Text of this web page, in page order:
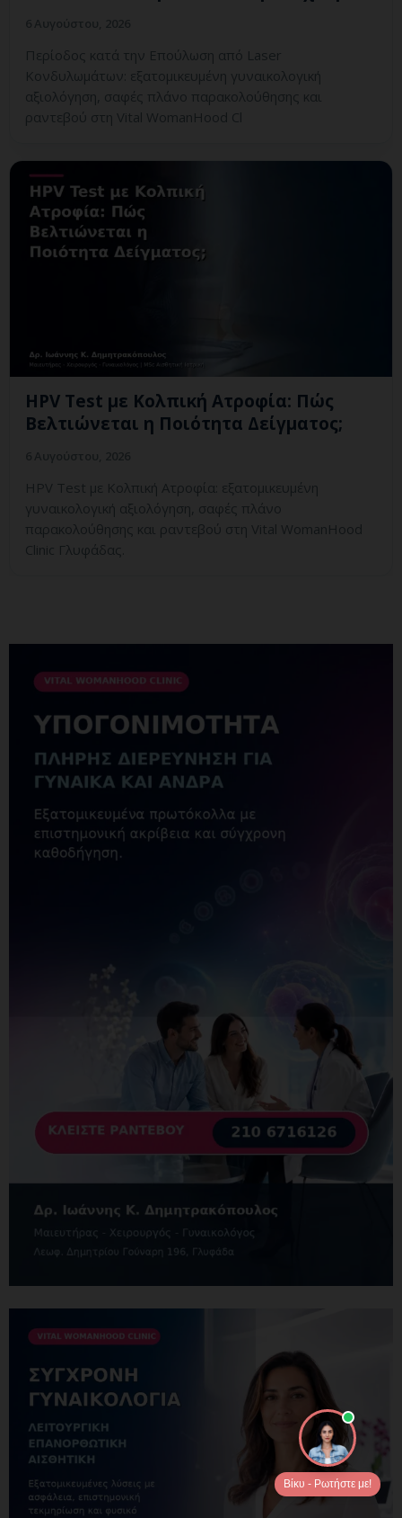
Περίοδος κατά την Επούλωση από Laser
Κονδυλωμάτων: εξατομικευμένη γυναικολογική
αξιολόγηση, σαφές πλάνο παρακολούθησης και
ραντεβού στη Vital WomanHood Cl
HPV Test με Κολπική Ατροφία: Πώς
Βελτιώνεται η Ποιότητα Δείγματος;
HPV Test με Κολπική Ατροφία: εξατομικευμένη
γυναικολογική αξιολόγηση, σαφές πλάνο
παρακολούθησης και ραντεβού στη Vital WomanHood
Clinic Γλυφάδας.
Βίκυ - Ρωτήστε με!